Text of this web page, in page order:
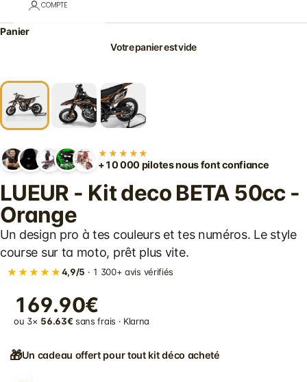
COMPTE
Panier
Votre panier est vide
★★★★★
+10 000 pilotes nous font confiance
LUEUR - Kit deco BETA 50cc -
Orange
Un design pro à tes couleurs et tes numéros. Le style
course sur ta moto, prêt plus vite.
★★★★★4,9/5 · 1 300+ avis vérifiés
169.90€
ou 3× 56.63€ sans frais · Klarna
🎁Un cadeau offert pour tout kit déco acheté